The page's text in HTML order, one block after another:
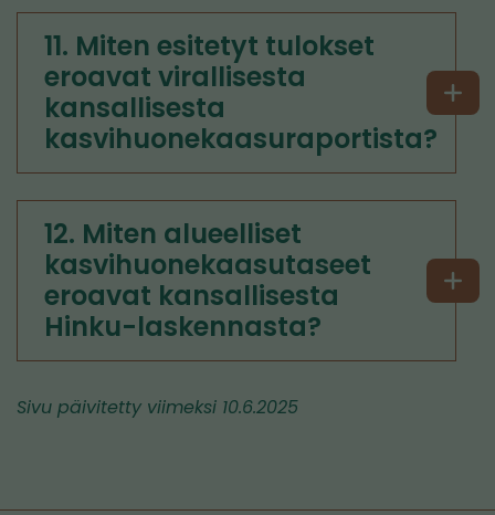
11. Miten esitetyt tulokset
eroavat virallisesta
kansallisesta
kasvihuonekaasuraportista?
12. Miten alueelliset
kasvihuonekaasutaseet
eroavat kansallisesta
Hinku-laskennasta?
Sivu päivitetty viimeksi 10.6.2025